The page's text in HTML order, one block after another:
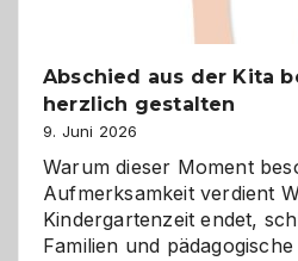
Abschied aus der Kita
herzlich gestalten
9. Juni 2026
Warum dieser Moment
Aufmerksamkeit verdient
Kindergartenzeit endet,
Familien und